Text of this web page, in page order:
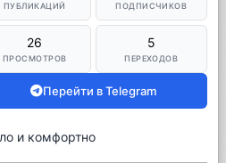
ПУБЛИКАЦИЙ ПОДПИСЧИКОВ
26
ПРОСМОТРОВ
5
ПЕРЕХОДОВ
Перейти в Telegram
и комфортно